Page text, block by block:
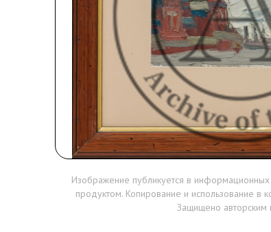
Изображение публикуется в
продуктом. Копирование и использование в
Защищено авторским